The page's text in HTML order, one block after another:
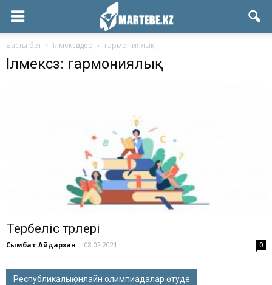
Басты бет Ілмексөздер гармониялық
Ілмексөз: гармониялық
Тербеліс түрлері
Сымбат Айдархан - 08.02.2021 0
Республикалық онлайн олимпиадалар өтуде